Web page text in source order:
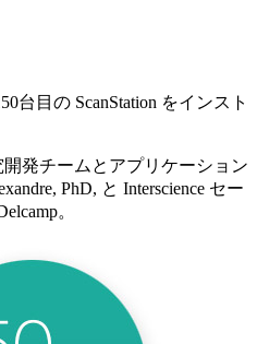
発チームとアプリケーション
PhD, と Interscience セー
。